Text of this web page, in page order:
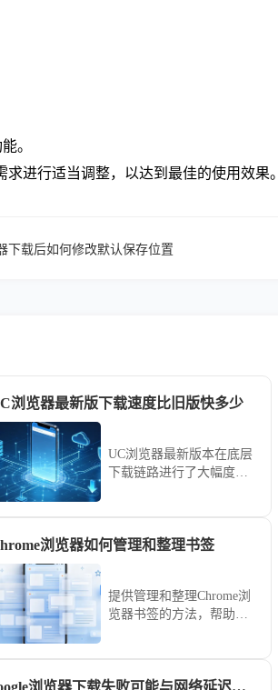
。
进行适当调整，以达到最佳的使用效果。
下载后如何修改默认保存位置
浏览器最新版下载速度比旧版快多少
UC浏览器最新版本在底层
下载链路进行了大幅度的
速率上的真实提升幅度，
获取等待时间。
浏览器如何管理和整理书签
提供管理和整理Chrome浏
览器书签的方法，帮助用
google浏览器下载失败可能与网络延迟有关如何优化